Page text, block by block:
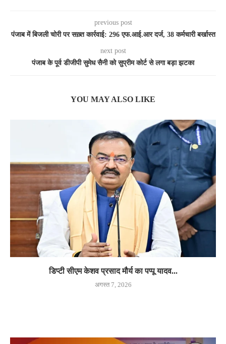
previous post
पंजाब में बिजली चोरी पर सख़्त कार्रवाई: 296 एफ.आई.आर दर्ज, 38 कर्मचारी बर्खास्त
next post
पंजाब के पूर्व डीजीपी सुमेध सैनी को सुप्रीम कोर्ट से लगा बड़ा झटका
YOU MAY ALSO LIKE
डिप्टी सीएम केशव प्रसाद मौर्य का पप्पू यादव...
अगस्त 7, 2026